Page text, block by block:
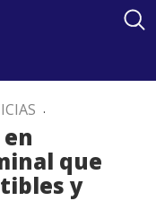
.
que
y